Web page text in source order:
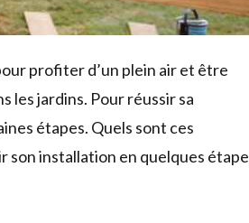
profiter d’un plein air et être
les jardins. Pour réussir sa
étapes. Quels sont ces
son installation en quelques